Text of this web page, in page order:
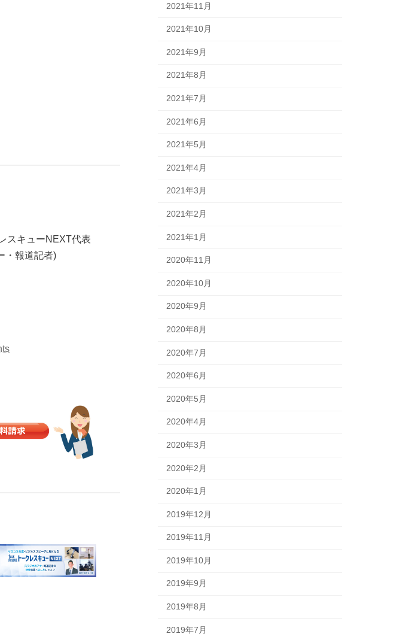
スキューNEXT代表
・報道記者)
2021年11月
2021年10月
2021年9月
2021年8月
2021年7月
2021年6月
2021年5月
2021年4月
2021年3月
2021年2月
2021年1月
2020年11月
2020年10月
2020年9月
2020年8月
2020年7月
2020年6月
2020年5月
2020年4月
2020年3月
2020年2月
2020年1月
2019年12月
2019年11月
2019年10月
2019年9月
2019年8月
2019年7月